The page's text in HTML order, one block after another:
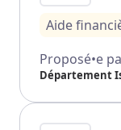
Aide
Proposé•e
Département